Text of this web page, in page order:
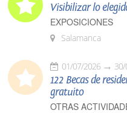
Visibilizar lo
EXPOSICIONES
Salamanca
01/07/2026
122 Becas de
gratuito
OTRAS